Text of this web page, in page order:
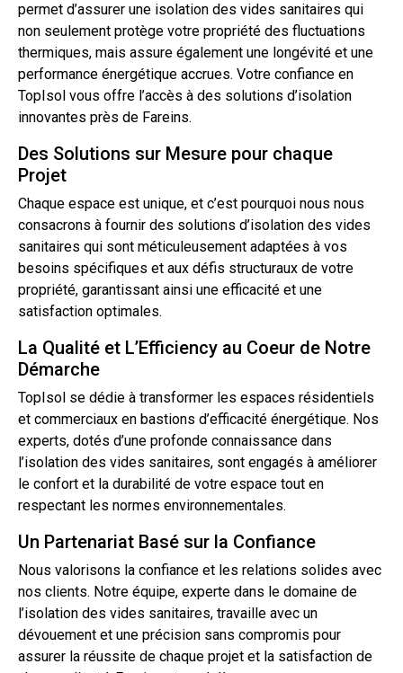
permet d’assurer une isolation des vides sanitaires qui
non seulement protège votre propriété des fluctuations
thermiques, mais assure également une longévité et une
performance énergétique accrues. Votre confiance en
TopIsol vous offre l’accès à des solutions d’isolation
innovantes près de Fareins.
Des Solutions sur Mesure pour chaque
Projet
Chaque espace est unique, et c’est pourquoi nous nous
consacrons à fournir des solutions d’isolation des vides
sanitaires qui sont méticuleusement adaptées à vos
besoins spécifiques et aux défis structuraux de votre
propriété, garantissant ainsi une efficacité et une
satisfaction optimales.
La Qualité et L’Efficiency au Coeur de Notre
Démarche
TopIsol se dédie à transformer les espaces résidentiels
et commerciaux en bastions d’efficacité énergétique. Nos
experts, dotés d’une profonde connaissance dans
l’isolation des vides sanitaires, sont engagés à améliorer
le confort et la durabilité de votre espace tout en
respectant les normes environnementales.
Un Partenariat Basé sur la Confiance
Nous valorisons la confiance et les relations solides avec
nos clients. Notre équipe, experte dans le domaine de
l’isolation des vides sanitaires, travaille avec un
dévouement et une précision sans compromis pour
assurer la réussite de chaque projet et la satisfaction de